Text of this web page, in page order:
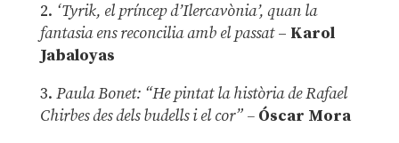
2. ‘Tyrik, el príncep d’Ilercavònia’, quan la
fantasia ens reconcilia amb el passat– Karol
Jabaloyas
3. Paula Bonet: “He pintat la història de Rafael
Chirbes des dels budells i el cor” –Óscar Mora